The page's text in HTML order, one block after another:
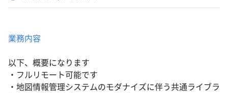
業務内容
以下、概要になります
・フルリモート可能です
・地図情報管理システムのモダナイズに伴う共通ライブラ